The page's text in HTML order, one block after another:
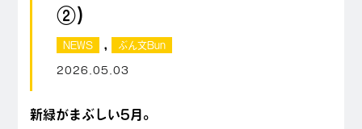
②）
NEWS , ぶん文Bun
2026.05.03
新緑がまぶしい5月。